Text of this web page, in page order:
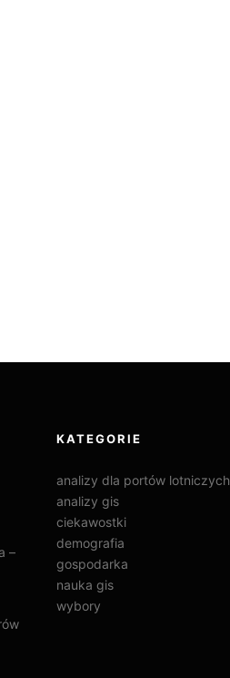
–
KATEGORIE
analizy dla portów lotniczych
analizy gis
ciekawostki
demografia
gospodarka
nauka gis
wybory